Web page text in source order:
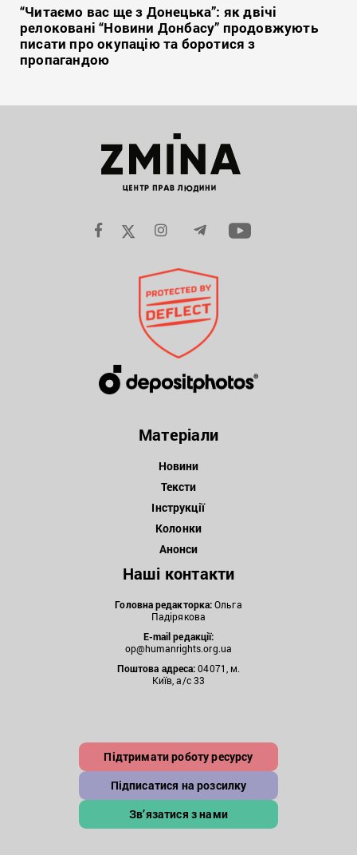
“Читаємо вас ще з Донецька”: як двічі
релоковані “Новини Донбасу” продовжують
писати про окупацію та боротися з
пропагандою
Матеріали
Новини
Тексти
Інструкції
Колонки
Анонси
Наші контакти
Головна редакторка:Ольга
Падірякова
E-mail редакції:
op@humanrights.org.ua
Поштова адреса:04071, м.
Київ, а/с 33
Підтримати роботу ресурсу
Підписатися на розсилку
Зв’язатися з нами